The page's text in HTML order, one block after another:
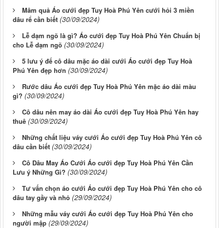
Mâm quả Áo cưới đẹp Tuy Hoà Phú Yên cưới hỏi 3 miền
dâu rể cần biết (30/09/2024)
Lễ dạm ngõ là gì? Áo cưới đẹp Tuy Hoà Phú Yên Chuẩn bị
cho Lễ dạm ngõ (30/09/2024)
5 lưu ý để cô dâu mặc áo dài cưới Áo cưới đẹp Tuy Hoà
Phú Yên đẹp hơn (30/09/2024)
Rước dâu Áo cưới đẹp Tuy Hoà Phú Yên mặc áo dài màu
gì? (30/09/2024)
Cô dâu nên may áo dài Áo cưới đẹp Tuy Hoà Phú Yên hay
thuê (30/09/2024)
Những chất liệu váy cưới Áo cưới đẹp Tuy Hoà Phú Yên cô
dâu cần biết (30/09/2024)
Cô Dâu May Áo Cưới Áo cưới đẹp Tuy Hoà Phú Yên Cần
Lưu ý Những Gì? (30/09/2024)
Tư vấn chọn áo cưới Áo cưới đẹp Tuy Hoà Phú Yên cho cô
dâu tay gầy và nhỏ (29/09/2024)
Những mẫu váy cưới Áo cưới đẹp Tuy Hoà Phú Yên cho
người mập (29/09/2024)